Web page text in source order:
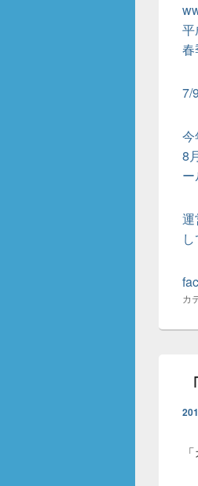
平
春
7/
今
8
ー
運
カ